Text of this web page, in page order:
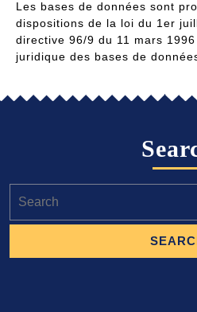
Les bases de données sont
dispositions de la loi du 1er
directive 96/9 du 11 mars
juridique des bases de
for: